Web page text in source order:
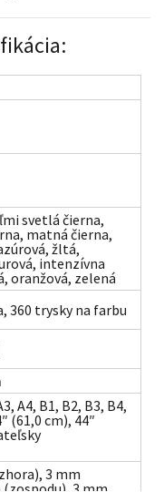
svetlá čierna,
matná čierna,
žltá,
intenzívna
oranžová, zelená
360 trysky na farbu
A4, B1, B2, B3, B4,
(61,0 cm), 44″
3 mm
3 mm